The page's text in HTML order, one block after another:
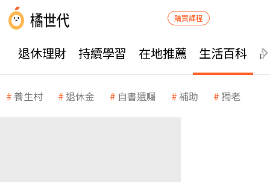
購買課程
退休理財 持續學習 在地推薦 生活百科
養生村 退休金 自書遺囑 補助 獨老